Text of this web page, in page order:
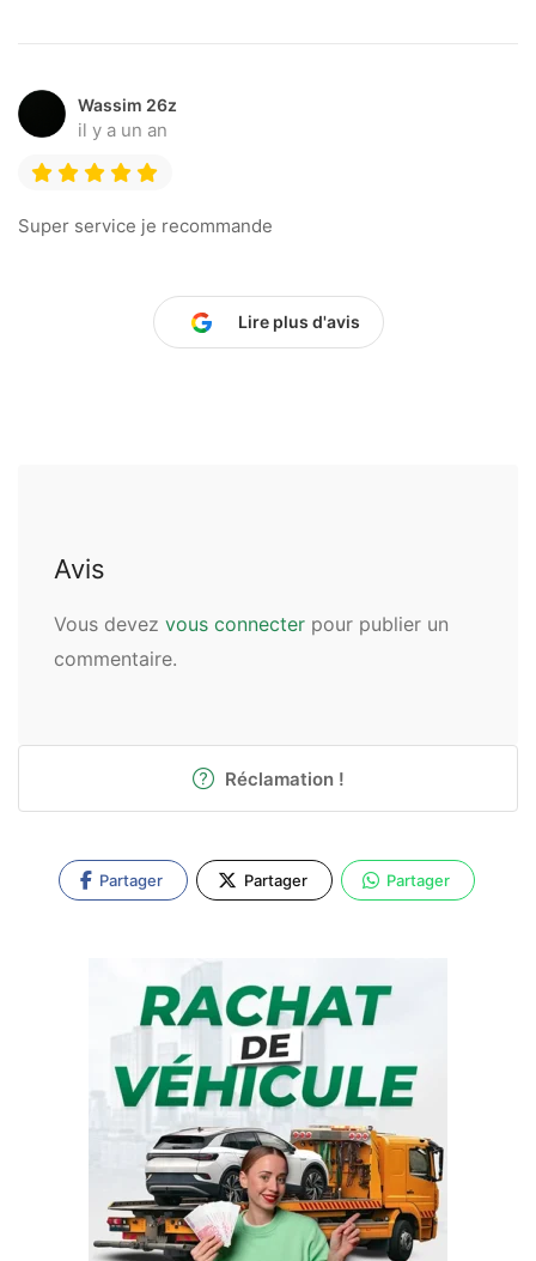
Wassim 26z
il y a un an
Super service je recommande
Lire plus d'avis
Avis
Vous devez vous connecter pour publier un
commentaire.
Réclamation !
Partager Partager Partager